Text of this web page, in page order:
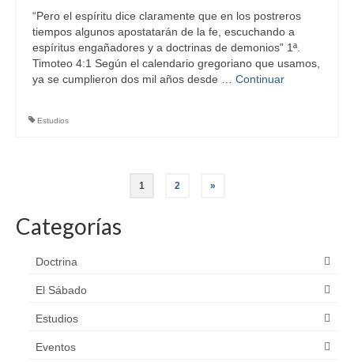
“Pero el espíritu dice claramente que en los postreros
tiempos algunos apostatarán de la fe, escuchando a
espíritus engañadores y a doctrinas de demonios” 1ª.
Timoteo 4:1 Según el calendario gregoriano que usamos,
ya se cumplieron dos mil años desde … Continuar
Estudios
Navegación
de
entradas
1 2 »
Categorías
Doctrina
El Sábado
Estudios
Eventos